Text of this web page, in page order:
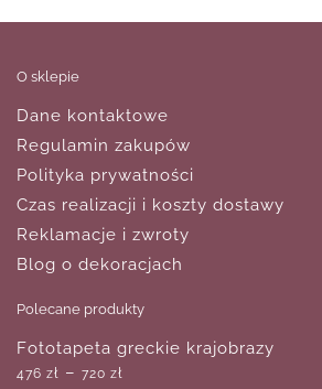
O sklepie
Dane kontaktowe
Regulamin zakupów
Polityka prywatności
Czas realizacji i koszty dostawy
Reklamacje i zwroty
Blog o dekoracjach
Polecane produkty
Fototapeta greckie krajobrazy
476 zł – 720 zł